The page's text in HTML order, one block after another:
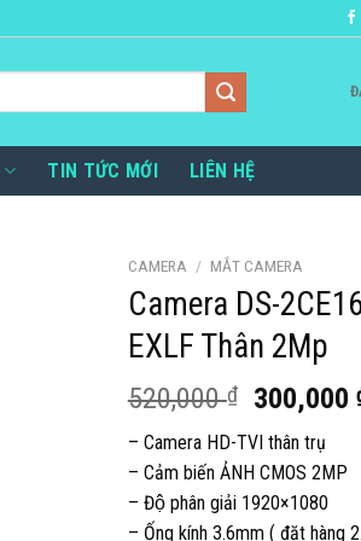
TIN TỨC MỚI LIÊN HỆ
CAMERA / MẮT CAMERA
Camera DS-
EXLF Thân 2Mp
520,000₫
Giá
gốc
là:
520,000 ₫.
300,000
– Camera HD-TVI thân trụ
– Cảm biến ẢNH CMOS 2MP
– Độ phân giải 1920×1080
– Ống kính 3.6mm ( đặt hàng